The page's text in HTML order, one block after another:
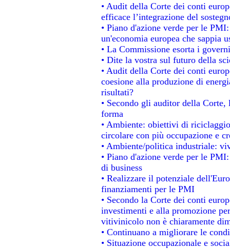
• Audit della Corte dei conti
efficace l’integrazione del
• Piano d'azione verde per le
un'economia europea che sappia
• La Commissione esorta i
• Dite la vostra sul futuro della
• Audit della Corte dei conti
coesione alla produzione di
risultati?
• Secondo gli auditor della Corte,
forma
• Ambiente: obiettivi di
circolare con più occupazione e
• Ambiente/politica industriale:
• Piano d'azione verde per le
di business
• Realizzare il potenziale
finanziamenti per le PMI
• Secondo la Corte dei conti
investimenti e alla promozione
vitivinicolo non è chiaramente
• Continuano a migliorare le
• Situazione occupazionale e